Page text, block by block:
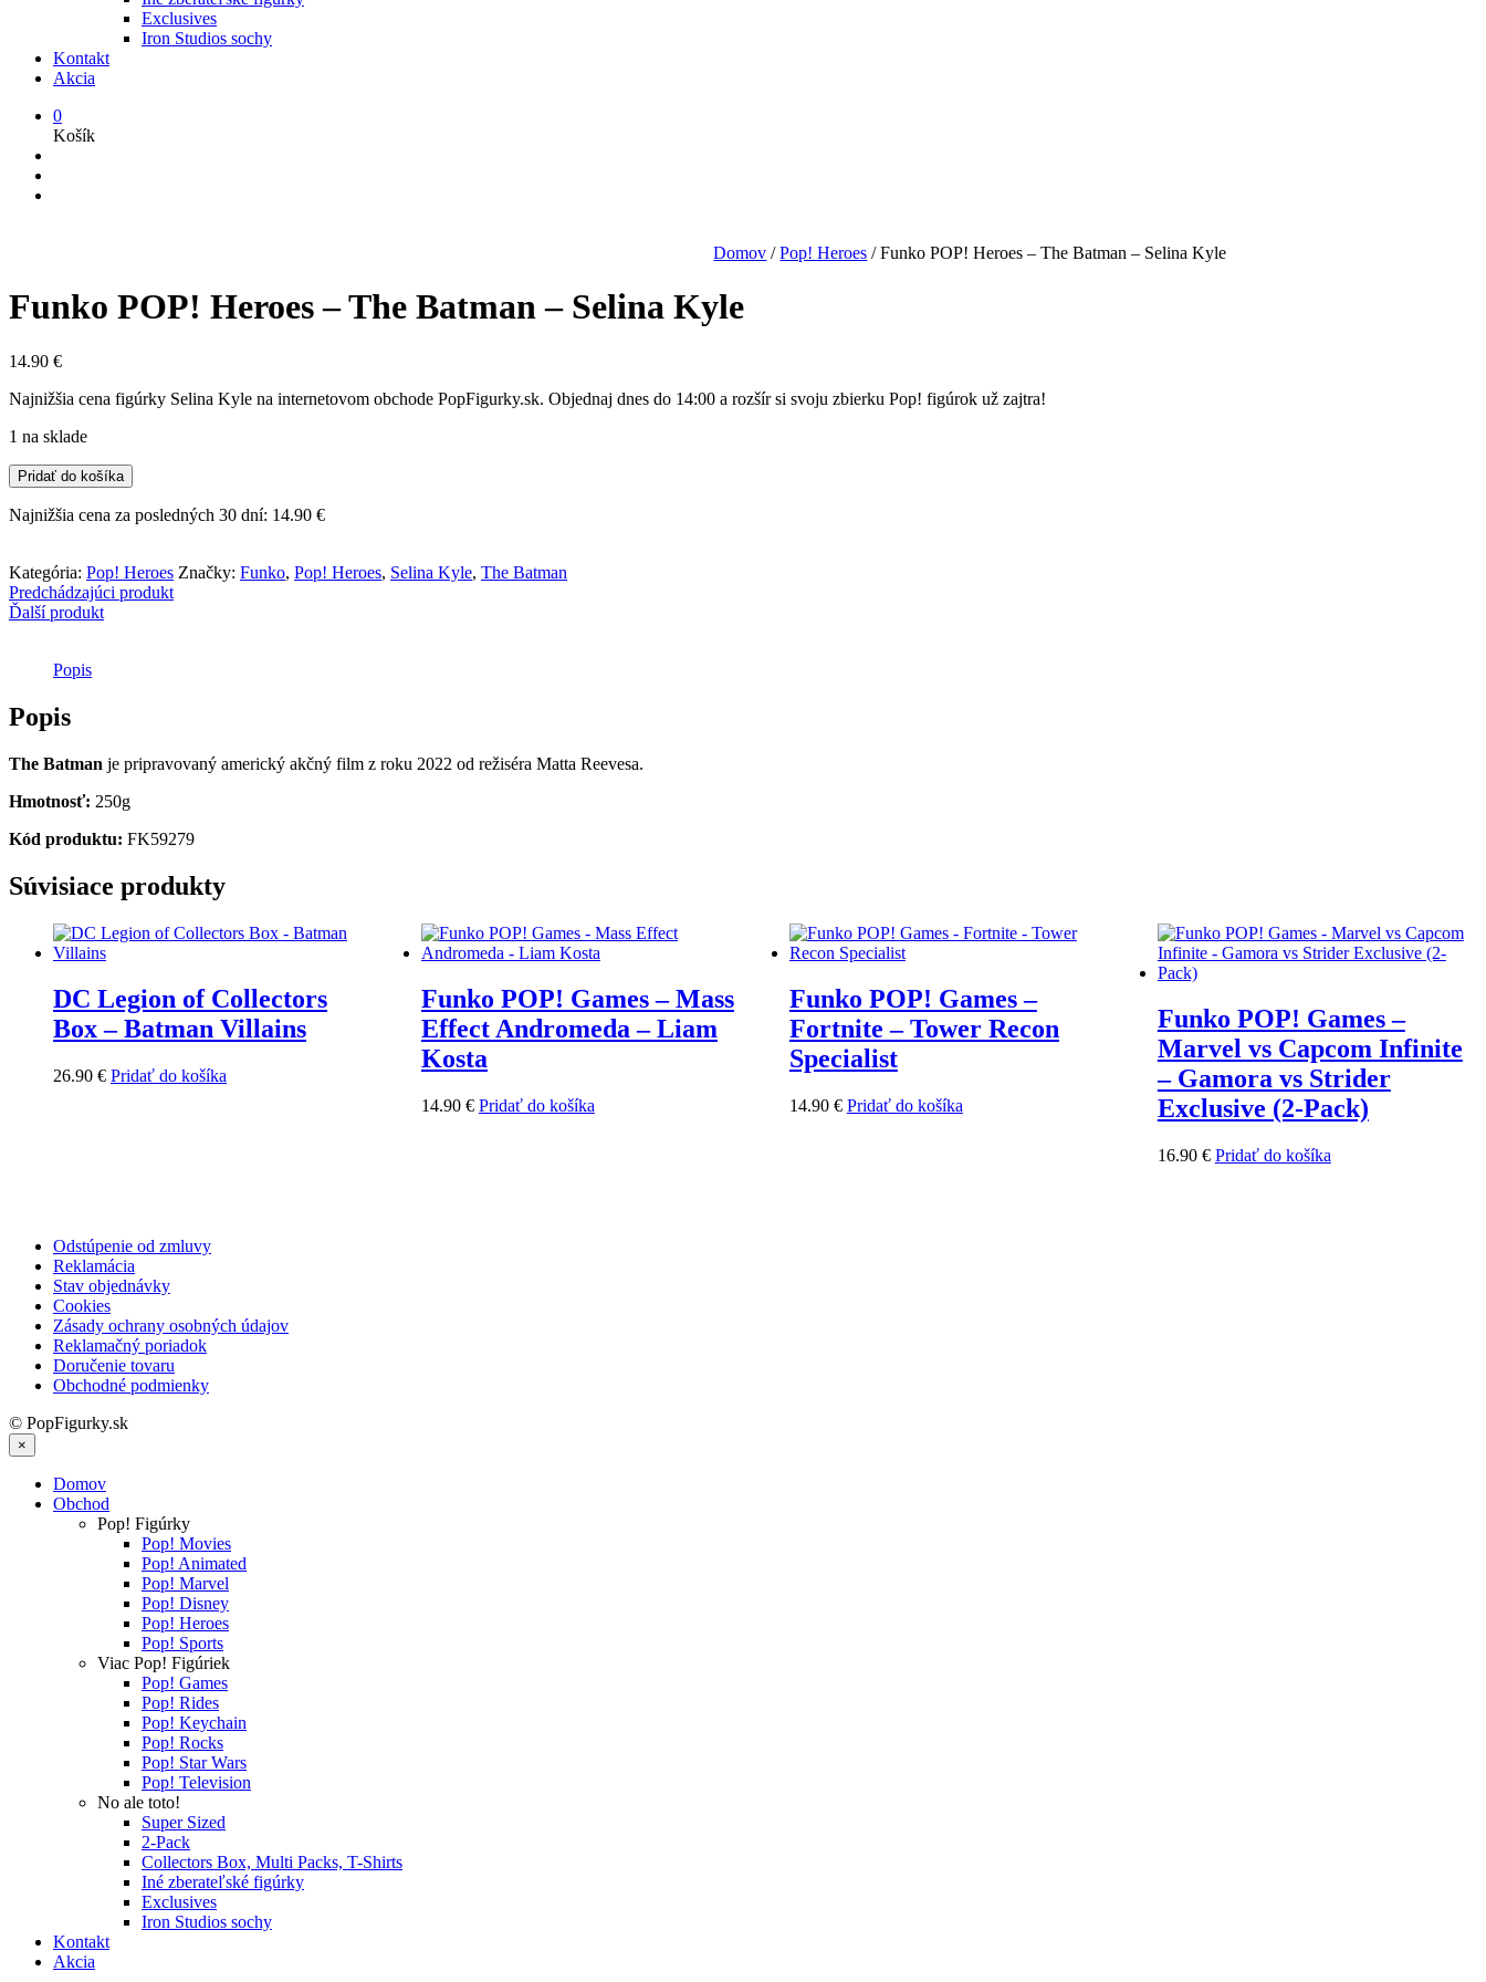
Exclusives
Iron Studios sochy
Kontakt
Akcia
0
Košík
Domov / Pop! Heroes /Funko POP! Heroes – The Batman – Selina Kyle
Funko POP! Heroes – The Batman – Selina Kyle
14.90 €
Najnižšia cena figúrky Selina Kyle na internetovom obchode PopFigurky.sk. Objednaj dnes do 14:00 a rozšír si svoju zbierku Pop! figúrok už zajtra!
1 na sklade
množstvo
Funko
POP!
The
Batman
-
Pridať do košíka
Najnižšia cena za posledných 30 dní: 14.90 €
Kategória: Pop! Heroes Značky: Funko, Pop! Heroes, Selina Kyle, The Batman
Predchádzajúci produkt
Ďalší produkt
Popis
Popis
The Batman je pripravovaný americký akčný film z roku 2022 od režiséra Matta Reevesa.
Hmotnosť: 250g
Kód produktu: FK59279
Súvisiace produkty
DC Legion of Collectors
Box – Batman Villains
26.90 € Pridať do košíka
Funko POP! Games – Mass
Effect Andromeda – Liam
Kosta
14.90 € Pridať do košíka
Funko POP! Games –
Fortnite – Tower Recon
Specialist
14.90 € Pridať do košíka
Funko POP! Games –
Marvel vs Capcom Infinite
– Gamora vs Strider
Exclusive (2-Pack)
16.90 € Pridať do košíka
Odstúpenie od zmluvy
Reklamácia
Stav objednávky
Cookies
Zásady ochrany osobných údajov
Reklamačný poriadok
Doručenie tovaru
Obchodné podmienky
© PopFigurky.sk
×
Domov
Obchod
Pop! Figúrky
Pop! Movies
Pop! Animated
Pop! Marvel
Pop! Disney
Pop! Heroes
Pop! Sports
Viac Pop! Figúriek
Pop! Games
Pop! Rides
Pop! Keychain
Pop! Rocks
Pop! Star Wars
Pop! Television
No ale toto!
Super Sized
2-Pack
Collectors Box, Multi Packs, T-Shirts
Iné zberateľské figúrky
Exclusives
Iron Studios sochy
Kontakt
Akcia